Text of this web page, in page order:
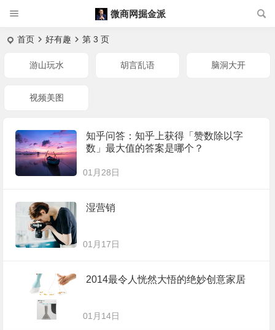
微商网掘金派
首页 好有趣 第 3 页
游山玩水 胡言乱语 脑洞大开
视频美图
知乎问答：知乎上获得「赞数除以字
数」最大值的答案是哪个？
01月28日
湿营销
01月17日
2014最令人恍然大悟的绝妙创意家居
01月14日